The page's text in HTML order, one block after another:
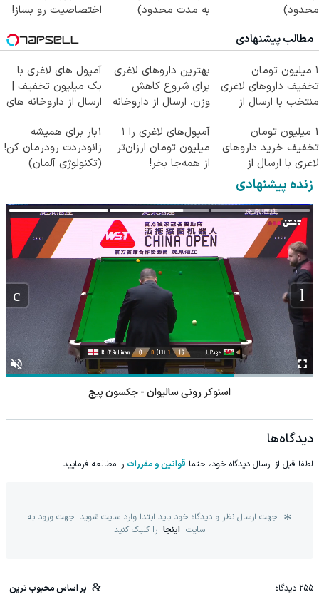
محدود)
به مدت محدود)
اختصاصیت رو بساز!
مطالب پیشنهادی
۱ میلیون تومان
تخفیف داروهای لاغری
منتخب با ارسال از
بهترین داروهای لاغری
برای شروع کاهش
وزن، ارسال از داروخانه
آمپول های لاغری با
یک میلیون تخفیف |
ارسال از داروخانه های
1 میلیون تومان
تخفیف خرید داروهای
لاغری با ارسال از
داروخانه و پک یخ!
آمپول‌های لاغری را ۱
میلیون تومان ارزان‌تر
از همه‌جا بخر!
1بار برای همیشه
زانودردت رودرمان کن!
(تکنولوژی آلمان)
زنده پیشنهادی
اسنوکر رونی سالیوان - جکسون پیج
دیدگاه‌ها
لطفا قبل از ارسال دیدگاه خود، حتما قوانین و مقررات را مطالعه فرمایید.
جهت ارسال نظر و دیدگاه خود باید ابتدا وارد سایت شوید. جهت ورود به
سایت اینجا را کلیک کنید
255 دیدگاه بر اساس محبوب ترین